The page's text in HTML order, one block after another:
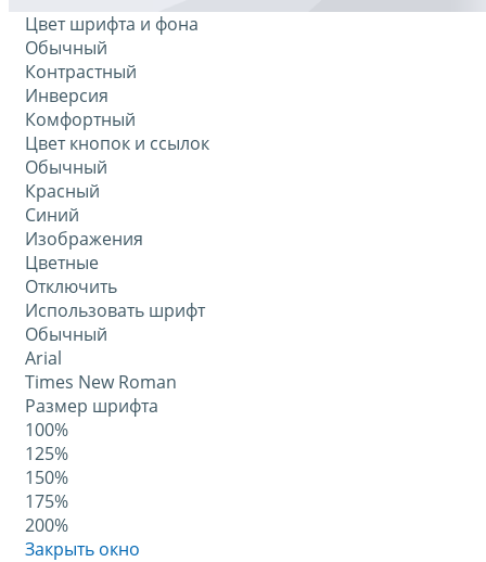
Цвет шрифта и фона
Обычный
Контрастный
Инверсия
Комфортный
Цвет кнопок и ссылок
Обычный
Красный
Синий
Изображения
Цветные
Отключить
Использовать шрифт
Обычный
Arial
Times New Roman
Размер шрифта
100%
125%
150%
175%
200%
Закрыть окно